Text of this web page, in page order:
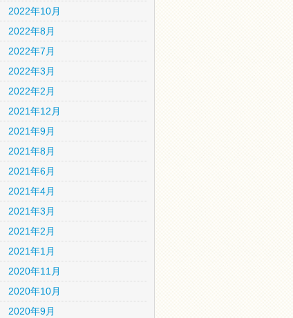
2022年10月
2022年8月
2022年7月
2022年3月
2022年2月
2021年12月
2021年9月
2021年8月
2021年6月
2021年4月
2021年3月
2021年2月
2021年1月
2020年11月
2020年10月
2020年9月